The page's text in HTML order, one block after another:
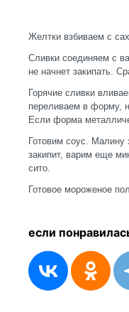
Желтки взбиваем с
Сливки соединяем с
не начнет закипать.
Горячие сливки
переливаем в форму,
Если форма
Готовим соус.
закипит, варим еще
сито.
Готовое мороженое
если